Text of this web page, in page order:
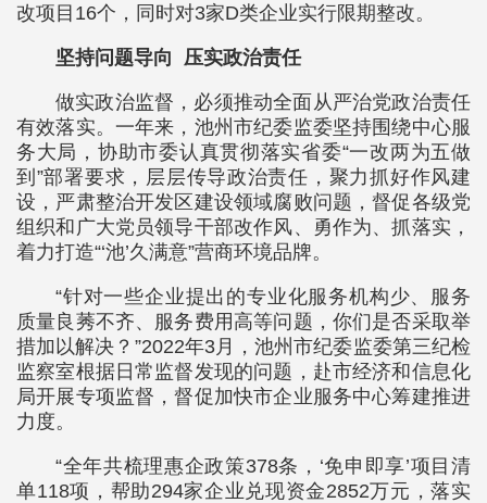
改项目16个，同时对3家D类企业实行限期整改。
坚持问题导向 压实政治责任
做实政治监督，必须推动全面从严治党政治责任
有效落实。一年来，池州市纪委监委坚持围绕中心服
务大局，协助市委认真贯彻落实省委“一改两为五做
到”部署要求，层层传导政治责任，聚力抓好作风建
设，严肃整治开发区建设领域腐败问题，督促各级党
组织和广大党员领导干部改作风、勇作为、抓落实，
着力打造“‘池’久满意”营商环境品牌。
“针对一些企业提出的专业化服务机构少、服务
质量良莠不齐、服务费用高等问题，你们是否采取举
措加以解决？”2022年3月，池州市纪委监委第三纪检
监察室根据日常监督发现的问题，赴市经济和信息化
局开展专项监督，督促加快市企业服务中心筹建推进
力度。
“全年共梳理惠企政策378条，‘免申即享’项目清
单118项，帮助294家企业兑现资金2852万元，落实